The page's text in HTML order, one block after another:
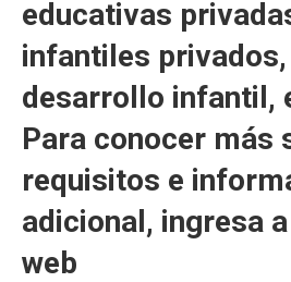
educativas
infantiles
desarrollo infantil,
Para conocer más
requisitos e
adicional, ingresa
web